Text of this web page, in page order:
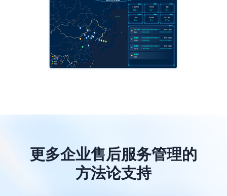
更多企业售后服务管理的
方法论支持